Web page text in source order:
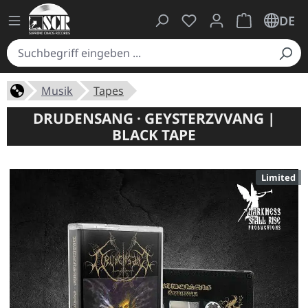
Du hast 0 Produkte
Warenkorb
DE
Musik Tapes
DRUDENSANG · GEYSTERZVVANG |
BLACK TAPE
Limited